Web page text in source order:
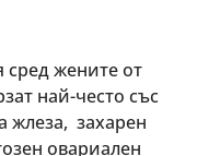
жените от
най-често със
жлеза, захарен
овариален